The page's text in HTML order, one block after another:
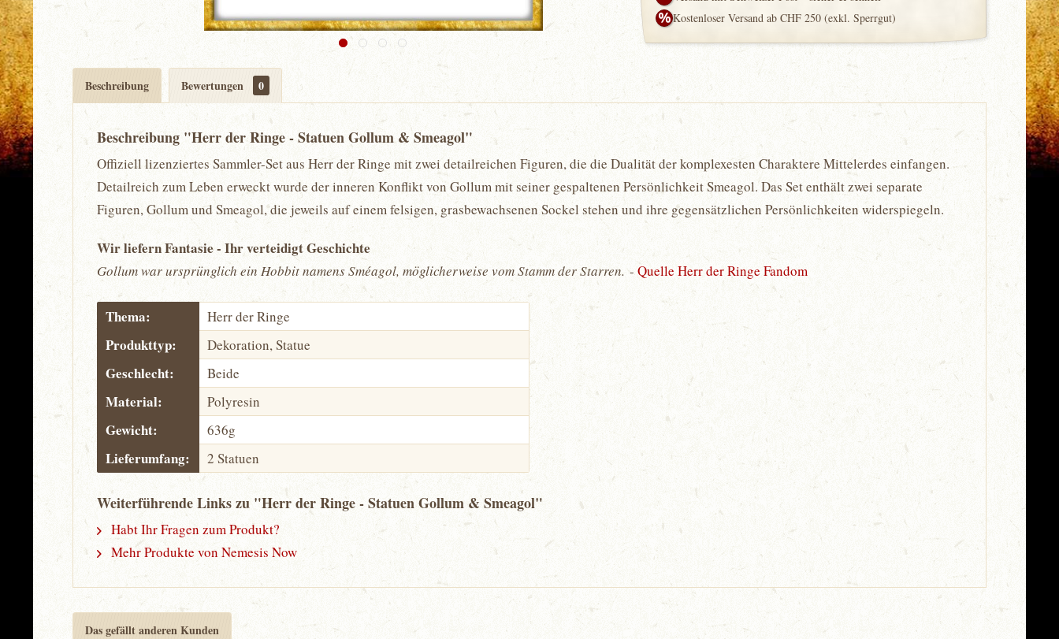
Kostenloser Versand ab CHF 250 (exkl. Sperrgut)
Beschreibung Bewertungen 0
Beschreibung "Herr der Ringe - Statuen Gollum & Smeagol"
Offiziell lizenziertes Sammler-Set aus Herr der Ringe mit zwei detailreichen Figuren, die die Dualität der komplexesten Charaktere Mittelerdes einfangen.
Detailreich zum Leben erweckt wurde der inneren Konflikt von Gollum mit seiner gespaltenen Persönlichkeit Smeagol. Das Set enthält zwei separate
Figuren, Gollum und Smeagol, die jeweils auf einem felsigen, grasbewachsenen Sockel stehen und ihre gegensätzlichen Persönlichkeiten widerspiegeln.
Wir liefern Fantasie - Ihr verteidigt Geschichte
Gollum war ursprünglich ein Hobbit namens Sméagol, möglicherweise vom Stamm der Starren.-Quelle Herr der Ringe Fandom
Thema: Herr der Ringe
Produkttyp: Dekoration, Statue
Geschlecht: Beide
Material: Polyresin
Gewicht: 636g
Lieferumfang: 2 Statuen
Weiterführende Links zu "Herr der Ringe - Statuen Gollum & Smeagol"
Habt Ihr Fragen zum Produkt?
Mehr Produkte von Nemesis Now
Das gefällt anderen Kunden